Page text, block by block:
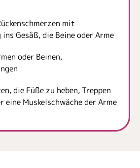
mit
Gesäß, die Beine oder Arme
oder Beinen,
die Füße zu heben, Treppen
eine Muskelschwäche der Arme